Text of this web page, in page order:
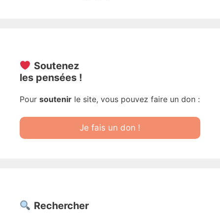
Soutenez
les pensées !
Pour soutenir le site, vous pouvez faire un don :
Je fais un don !
Rechercher